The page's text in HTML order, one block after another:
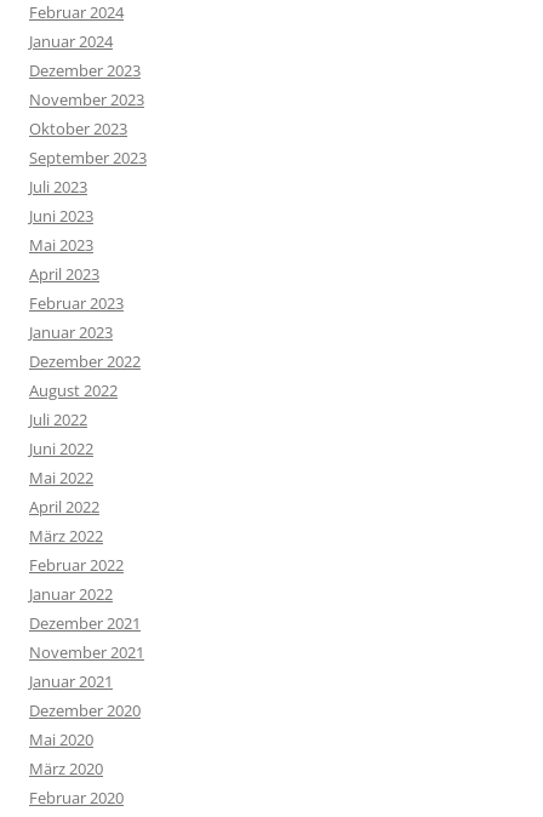
Februar 2024
Januar 2024
Dezember 2023
November 2023
Oktober 2023
September 2023
Juli 2023
Juni 2023
Mai 2023
April 2023
Februar 2023
Januar 2023
Dezember 2022
August 2022
Juli 2022
Juni 2022
Mai 2022
April 2022
März 2022
Februar 2022
Januar 2022
Dezember 2021
November 2021
Januar 2021
Dezember 2020
Mai 2020
März 2020
Februar 2020